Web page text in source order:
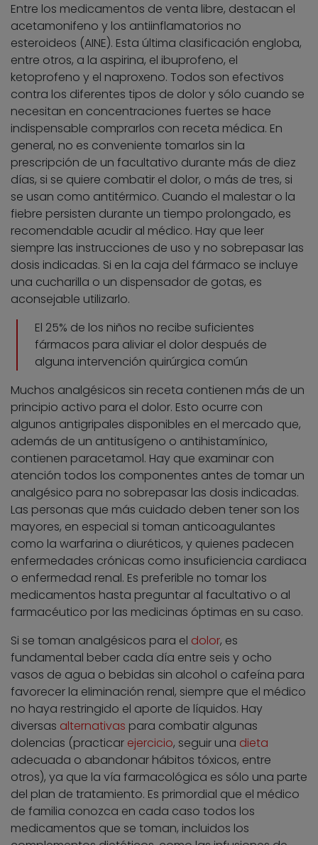
Entre los medicamentos de venta libre, destacan el
acetamonifeno y los antiinflamatorios no
esteroideos (AINE). Esta última clasificación engloba,
entre otros, a la aspirina, el ibuprofeno, el
ketoprofeno y el naproxeno. Todos son efectivos
contra los diferentes tipos de dolor y sólo cuando se
necesitan en concentraciones fuertes se hace
indispensable comprarlos con receta médica. En
general, no es conveniente tomarlos sin la
prescripción de un facultativo durante más de diez
días, si se quiere combatir el dolor, o más de tres, si
se usan como antitérmico. Cuando el malestar o la
fiebre persisten durante un tiempo prolongado, es
recomendable acudir al médico. Hay que leer
siempre las instrucciones de uso y no sobrepasar las
dosis indicadas. Si en la caja del fármaco se incluye
una cucharilla o un dispensador de gotas, es
aconsejable utilizarlo.
El 25% de los niños no recibe suficientes
fármacos para aliviar el dolor después de
alguna intervención quirúrgica común
Muchos analgésicos sin receta contienen más de un
principio activo para el dolor. Esto ocurre con
algunos antigripales disponibles en el mercado que,
además de un antitusígeno o antihistamínico,
contienen paracetamol. Hay que examinar con
atención todos los componentes antes de tomar un
analgésico para no sobrepasar las dosis indicadas.
Las personas que más cuidado deben tener son los
mayores, en especial si toman anticoagulantes
como la warfarina o diuréticos, y quienes padecen
enfermedades crónicas como insuficiencia cardiaca
o enfermedad renal. Es preferible no tomar los
medicamentos hasta preguntar al facultativo o al
farmacéutico por las medicinas óptimas en su caso.
Si se toman analgésicos para el dolor, es
fundamental beber cada día entre seis y ocho
vasos de agua o bebidas sin alcohol o cafeína para
favorecer la eliminación renal, siempre que el médico
no haya restringido el aporte de líquidos. Hay
diversas alternativas para combatir algunas
dolencias (practicar ejercicio, seguir una dieta
adecuada o abandonar hábitos tóxicos, entre
otros), ya que la vía farmacológica es sólo una parte
del plan de tratamiento. Es primordial que el médico
de familia conozca en cada caso todos los
medicamentos que se toman, incluidos los